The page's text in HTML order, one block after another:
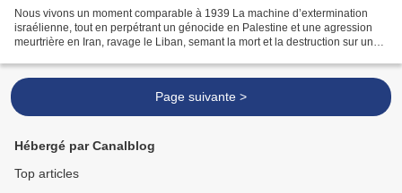
Nous vivons un moment comparable à 1939 La machine d’extermination
israélienne, tout en perpétrant un génocide en Palestine et une agression
meurtrière en Iran, ravage le Liban, semant la mort et la destruction sur une
Page suivante >
Hébergé par Canalblog
Top articles